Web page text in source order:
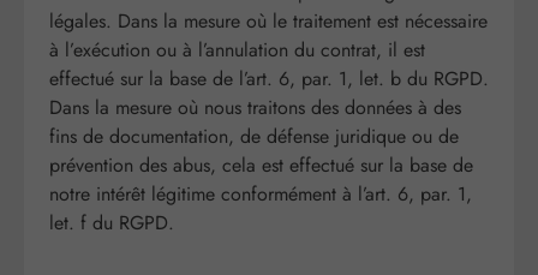
légales. Dans la mesure où le traitement est nécessaire
à l’exécution ou à l’annulation du contrat, il est
effectué sur la base de l’art. 6, par. 1, let. b du RGPD.
Dans la mesure où nous traitons des données à des
fins de documentation, de défense juridique ou de
prévention des abus, cela est effectué sur la base de
notre intérêt légitime conformément à l’art. 6, par. 1,
let. f du RGPD.